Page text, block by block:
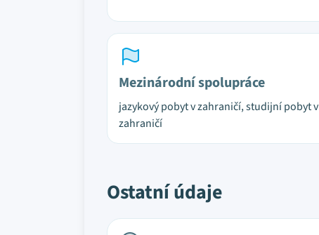
Mezinárodní spolupráce
jazykový pobyt v zahraničí, studijní pobyt v
zahraničí
Ostatní údaje